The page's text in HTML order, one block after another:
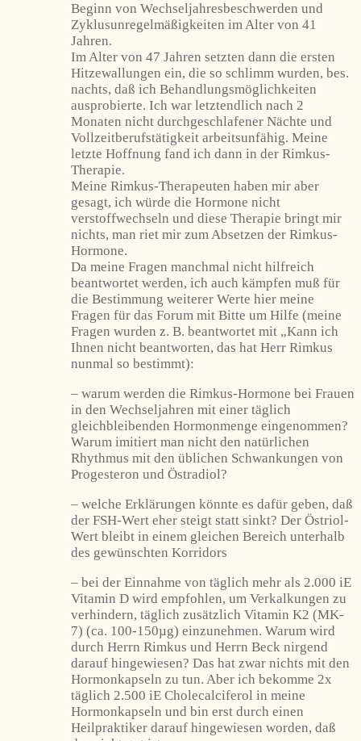
Beginn von Wechseljahresbeschwerden und
Zyklusunregelmäßigkeiten im Alter von 41
Jahren.
Im Alter von 47 Jahren setzten dann die ersten
Hitzewallungen ein, die so schlimm wurden, bes.
nachts, daß ich Behandlungsmöglichkeiten
ausprobierte. Ich war letztendlich nach 2
Monaten nicht durchgeschlafener Nächte und
Vollzeitberufstätigkeit arbeitsunfähig. Meine
letzte Hoffnung fand ich dann in der Rimkus-
Therapie.
Meine Rimkus-Therapeuten haben mir aber
gesagt, ich würde die Hormone nicht
verstoffwechseln und diese Therapie bringt mir
nichts, man riet mir zum Absetzen der Rimkus-
Hormone.
Da meine Fragen manchmal nicht hilfreich
beantwortet werden, ich auch kämpfen muß für
die Bestimmung weiterer Werte hier meine
Fragen für das Forum mit Bitte um Hilfe (meine
Fragen wurden z. B. beantwortet mit „Kann ich
Ihnen nicht beantworten, das hat Herr Rimkus
nunmal so bestimmt):
– warum werden die Rimkus-Hormone bei Frauen
in den Wechseljahren mit einer täglich
gleichbleibenden Hormonmenge eingenommen?
Warum imitiert man nicht den natürlichen
Rhythmus mit den üblichen Schwankungen von
Progesteron und Östradiol?
– welche Erklärungen könnte es dafür geben, daß
der FSH-Wert eher steigt statt sinkt? Der Östriol-
Wert bleibt in einem gleichen Bereich unterhalb
des gewünschten Korridors
– bei der Einnahme von täglich mehr als 2.000 iE
Vitamin D wird empfohlen, um Verkalkungen zu
verhindern, täglich zusätzlich Vitamin K2 (MK-
7) (ca. 100-150µg) einzunehmen. Warum wird
durch Herrn Rimkus und Herrn Beck nirgend
darauf hingewiesen? Das hat zwar nichts mit den
Hormonkapseln zu tun. Aber ich bekomme 2x
täglich 2.500 iE Cholecalciferol in meine
Hormonkapseln und bin erst durch einen
Heilpraktiker darauf hingewiesen worden, daß